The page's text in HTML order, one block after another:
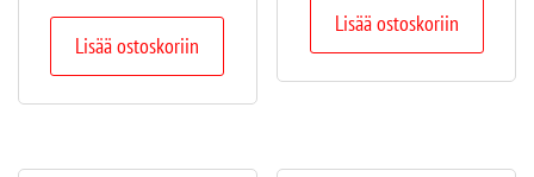
Lisää ostoskoriin
Lisää ostoskoriin